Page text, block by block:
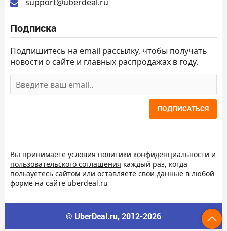
Подписка
Подпишитесь на email рассылку, чтобы получать
новости о сайте и главных распродажах в году.
ПОДПИСАТЬСЯ
Вы принимаете условия политики конфиденциальности и
пользовательского соглашения каждый раз, когда
пользуетесь сайтом или оставляете свои данные в любой
форме на сайте uberdeal.ru
© UberDeal.ru, 2012-2026